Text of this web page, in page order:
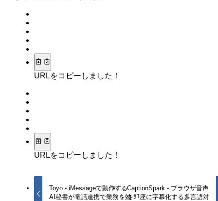
URLをコピーしました！
URLをコピーしました！
Toyo - iMessageで動作する
AI秘書が電話連携で業務を効
CaptionSpark - ブラウザ音声
を即座に字幕化する多言語対